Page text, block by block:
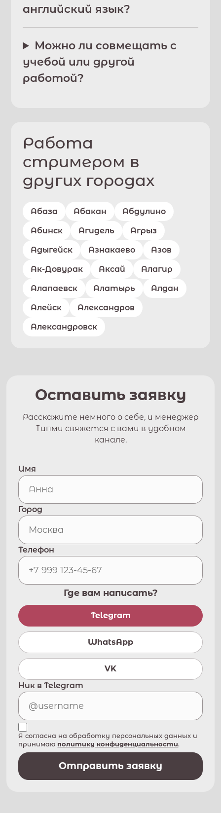
английский язык?
Можно ли совмещать с
учебой или другой
работой?
Работа
стримером в
других городах
Абаза Абакан Абдулино
Абинск Агидель Агрыз
Адыгейск Азнакаево Азов
Ак-Довурак Аксай Алагир
Алапаевск Алатырь Алдан
Алейск Александров
Александровск
Оставить заявку
Расскажите немного о себе, и менеджер
Типми свяжется с вами в удобном
канале.
Имя
Город
Телефон
Где вам написать?
Telegram
WhatsApp
VK
Ник в Telegram
Я согласна на обработку персональных данных и
принимаю политику конфиденциальности.
Отправить заявку